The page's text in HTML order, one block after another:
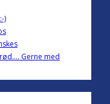
)
Gerne med